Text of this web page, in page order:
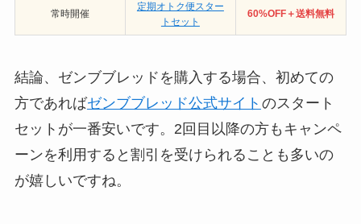
常時開催
定期オトク便スター
トセット
60%OFF＋送料無料
結論、ゼンブブレッドを購入する場合、初めての
方であればゼンブブレッド公式サイト のスタート
セットが一番安いです。2回目以降の方もキャンペ
ーンを利用すると割引を受けられることも多いの
が嬉しいですね。